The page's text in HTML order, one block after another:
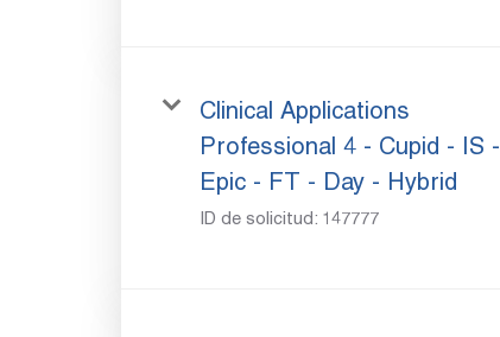
Clinical Applications
Professional 4 - Cupid - IS -
Epic - FT - Day - Hybrid
ID de solicitud: 147777